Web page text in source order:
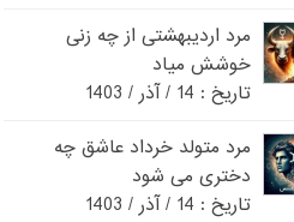
مرد اردیبهشتی از چه زنی
خوشش میاد
تاریخ : 14 / آذر / 1403
مرد متولد خرداد عاشق چه
دختری می شود
تاریخ : 14 / آذر / 1403